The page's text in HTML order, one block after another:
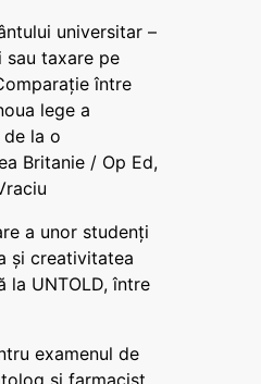
universitar –
taxare pe
între
lege a
la o
Britanie / Op Ed,
a unor studenți
și creativitatea
la UNTOLD, între
examenul de
și farmacist